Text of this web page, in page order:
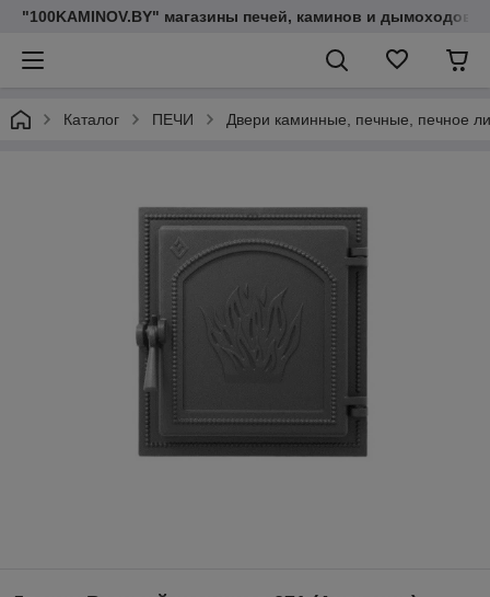
"100KAMINOV.BY" магазины печей, каминов и дымоходов
Каталог ПЕЧИ Двери каминные, печные, печное